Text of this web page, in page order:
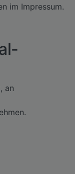
im Impressum.
an